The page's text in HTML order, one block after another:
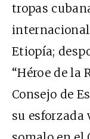
tropas
Etiopía;
“Héroe de la
Consejo de
su